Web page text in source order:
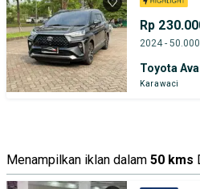
Rp
2024 -
Toyota
Karawaci
Menampilkan iklan dalam 50 kms